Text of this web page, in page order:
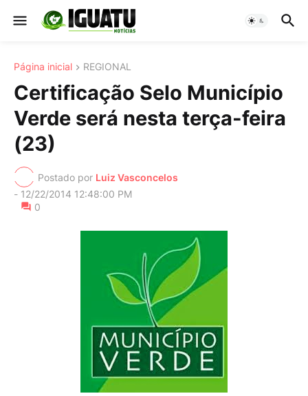
Página inicial REGIONAL
Certificação Selo Município
Verde será nesta terça-feira
(23)
Postado por Luiz Vasconcelos
- 12/22/2014 12:48:00 PM
0